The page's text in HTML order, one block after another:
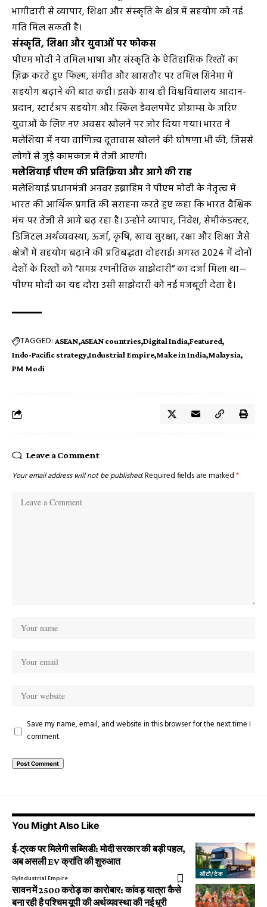
भागीदारी से व्यापार, शिक्षा और संस्कृति के क्षेत्र में सहयोग को नई
गति मिल सकती है।
संस्कृति, शिक्षा और युवाओं पर फोकस
पीएम मोदी ने तमिल भाषा और संस्कृति के ऐतिहासिक रिश्तों का
ज़िक्र करते हुए फिल्म, संगीत और खासतौर पर तमिल सिनेमा में
सहयोग बढ़ाने की बात कही। इसके साथ ही विश्वविद्यालय आदान-
प्रदान, स्टार्टअप सहयोग और स्किल डेवलपमेंट प्रोग्राम्स के जरिए
युवाओं के लिए नए अवसर खोलने पर जोर दिया गया। भारत ने
मलेशिया में नया वाणिज्य दूतावास खोलने की घोषणा भी की, जिससे
लोगों से जुड़े कामकाज में तेजी आएगी।
मलेशियाई पीएम की प्रतिक्रिया और आगे की राह
मलेशियाई प्रधानमंत्री अनवर इब्राहिम ने पीएम मोदी के नेतृत्व में
भारत की आर्थिक प्रगति की सराहना करते हुए कहा कि भारत वैश्विक
मंच पर तेजी से आगे बढ़ रहा है। उन्होंने व्यापार, निवेश, सेमीकंडक्टर,
डिजिटल अर्थव्यवस्था, ऊर्जा, कृषि, खाद्य सुरक्षा, रक्षा और शिक्षा जैसे
क्षेत्रों में सहयोग बढ़ाने की प्रतिबद्धता दोहराई। अगस्त 2024 में दोनों
देशों के रिश्तों को “समग्र रणनीतिक साझेदारी” का दर्जा मिला था—
पीएम मोदी का यह दौरा उसी साझेदारी को नई मजबूती देता है।
TAGGED: ASEAN ASEAN countries Digital India Featured
Indo-Pacific strategy Industrial Empire Make in India Malaysia
PM Modi
Leave a Comment
Your email address will not be published.Required fields are marked *
Save my name, email, and website in this browser for the next time I
comment.
You Might Also Like
ऑटो/टेक
ई-ट्रक पर मिलेगी सब्सिडी: मोदी सरकार की बड़ी पहल,
अब असली EV क्रांति की शुरुआत
ByIndustrial Empire
सावन में ₹2500 करोड़ का कारोबार: कांवड़ यात्रा कैसे
बना रही है पश्चिम यूपी की अर्थव्यवस्था की नई धुरी